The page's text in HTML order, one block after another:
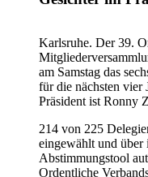
Karlsruhe. Der 39.
am Samstag das
für die nächsten vier
Präsident ist Ronny
214 von 225
eingewählt und über
Abstimmungstool
Ordentliche